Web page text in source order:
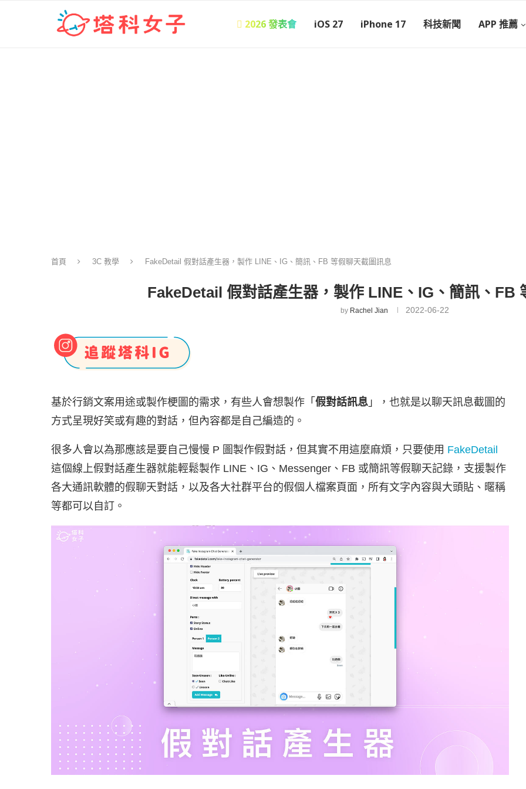
 2026 發表會 iOS 27 iPhone 17 科技新聞 APP 推薦
首頁 3C 教學 FakeDetail 假對話產生器，製作 LINE、IG、簡訊、FB 等假聊天截圖訊息
FakeDetail 假對話產生器，製作 LINE、IG、簡訊、FB
by Rachel Jian 2022-06-22
基於行銷文案用途或製作梗圖的需求，有些人會想製作「 假對話訊息 」，也就是以聊天訊息截圖的
方式呈現好笑或有趣的對話，但內容都是自己編造的。
很多人會以為那應該是要自己慢慢 P 圖製作假對話，但其實不用這麼麻煩，只要使用 FakeDetail
這個線上假對話產生器就能輕鬆製作 LINE、IG、Messenger、FB 或簡訊等假聊天記錄，支援製作
各大通訊軟體的假聊天對話，以及各大社群平台的假個人檔案頁面，所有文字內容與大頭貼、暱稱
等都可以自訂。